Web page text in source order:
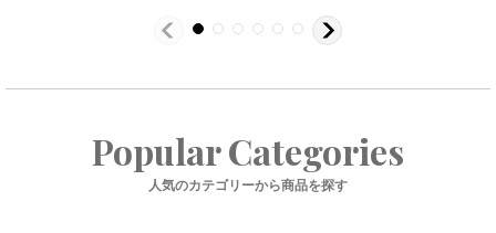
Popular Categories
人気のカテゴリーから商品を探す